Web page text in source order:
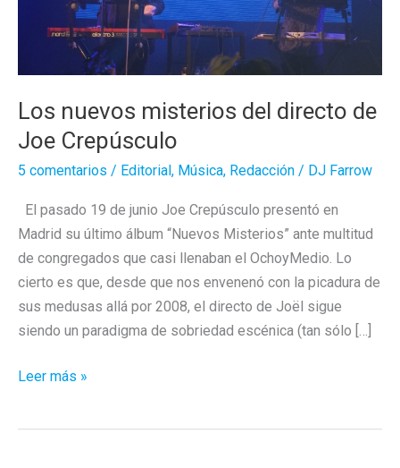
Los nuevos misterios del directo de
Joe Crepúsculo
5 comentarios / Editorial, Música, Redacción / DJ Farrow
El pasado 19 de junio Joe Crepúsculo presentó en
Madrid su último álbum “Nuevos Misterios” ante multitud
de congregados que casi llenaban el OchoyMedio. Lo
cierto es que, desde que nos envenenó con la picadura de
sus medusas allá por 2008, el directo de Joël sigue
siendo un paradigma de sobriedad escénica (tan sólo […]
Los
Leer más »